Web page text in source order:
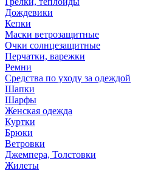
Дождевики
Кепки
Маски ветрозащитные
Очки солнцезащитные
Перчатки, варежки
Ремни
Средства по уходу за одеждой
Шапки
Шарфы
Женская одежда
Куртки
Брюки
Ветровки
Джемпера, Толстовки
Жилеты